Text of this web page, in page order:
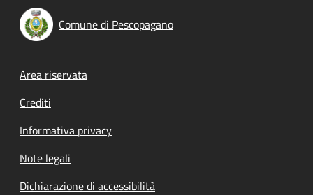
Comune di Pescopagano
Footer menu
Area riservata
Crediti
Informativa privacy
Note legali
Dichiarazione di accessibilità